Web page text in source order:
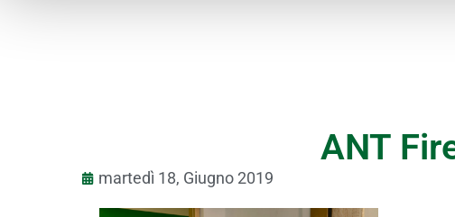
ANT
martedì 18, Giugno 2019